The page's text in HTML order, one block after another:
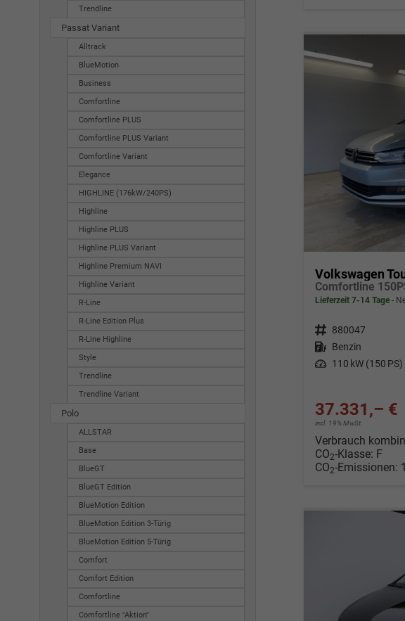
Volkswagen
Lieferzeit 7-14 Tage
Fahrzeugnr. 880047
Kraftstoff Benzin
Leistung 110 kW (150 PS)
37.331,– €
incl. 19% MwSt.
Verbrauch
CO2-Klasse: F
CO2-Emissionen:
Trendline
Passat Variant
Alltrack
BlueMotion
Business
Comfortline
Comfortline PLUS
Comfortline PLUS Variant
Comfortline Variant
Elegance
HIGHLINE (176kW/240PS)
Highline
Highline PLUS
Highline PLUS Variant
Highline Premium NAVI
Highline Variant
R-Line
R-Line Edition Plus
R-Line Highline
Style
Trendline
Trendline Variant
Polo
ALLSTAR
Base
BlueGT
BlueGT Edition
BlueMotion Edition
BlueMotion Edition 3-Türig
BlueMotion Edition 5-Türig
Comfort
Comfort Edition
Comfortline
Comfortline "Aktion"